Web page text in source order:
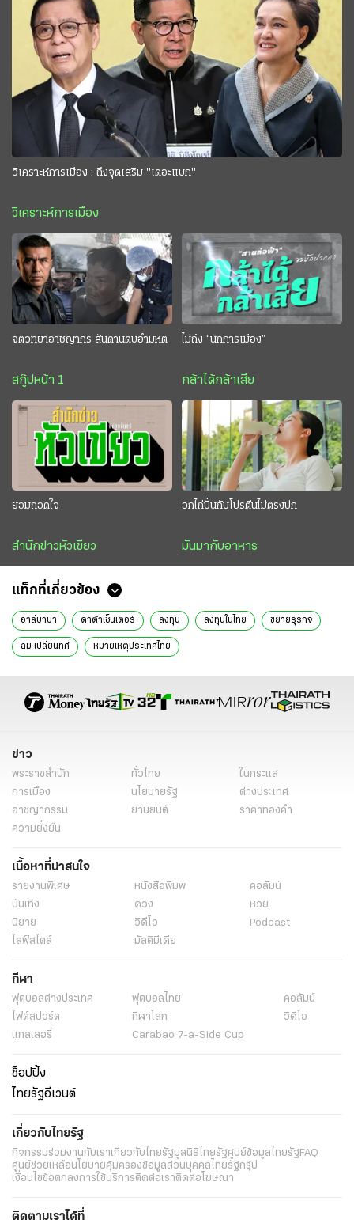
วิเคราะห์การเมือง : ถึงจุดเสริม "เดอะแบก"
วิเคราะห์การเมือง
จิตวิทยาอาชญากร สันดานดิบอำมหิต
สกู๊ปหน้า 1
ไม่ถึง “นักการเมือง”
กล้าได้กล้าเสีย
ยอมถอดใจ
สำนักข่าวหัวเขียว
อกไก่ปั่นกับโปรตีนไม่ตรงปก
มันมากับอาหาร
แท็กที่เกี่ยวข้อง
อาลีบาบา ดาต้าเซ็นเตอร์ ลงทุน ลงทุนในไทย ขยายธุรกิจ
ลม เปลี่ยนทิศ หมายเหตุประเทศไทย
ข่าว
พระราชสำนัก ทั่วไทย
ในกระแส
การเมือง
นโยบายรัฐ
ต่างประเทศ
อาชญากรรม
ยานยนต์
ราคาทองคำ
ความยั่งยืน
เนื้อหาที่น่าสนใจ
รายงานพิเศษ หนังสือพิมพ์
คอลัมน์
บันเทิง
ดวง
หวย
นิยาย
วิดีโอ
Podcast
ไลฟ์สไตล์
มัลติมีเดีย
กีฬา
ฟุตบอลต่่างประเทศ ฟุตบอลไทย
คอลัมน์
ไฟต์สปอร์ต
กีฬาโลก
วิดีโอ
แกลเลอรี่
Carabao 7-a-Side Cup
ช็อปปิ้ง
ไทยรัฐอีเวนต์
เกี่ยวกับไทยรัฐ
กิจกรรมร่วมงานกับเราเกี่ยวกับไทยรัฐมูลนิธิไทยรัฐศูนย์ข้อมูลไทยรัฐFAQ
ศูนย์ช่วยเหลือนโยบายคุ้มครองข้อมูลส่วนบุคคลไทยรัฐกรุ๊ป
เงื่อนไขข้อตกลงการใช้บริการติดต่อเราติดต่อโฆษณา
ติดตามเราได้ที่